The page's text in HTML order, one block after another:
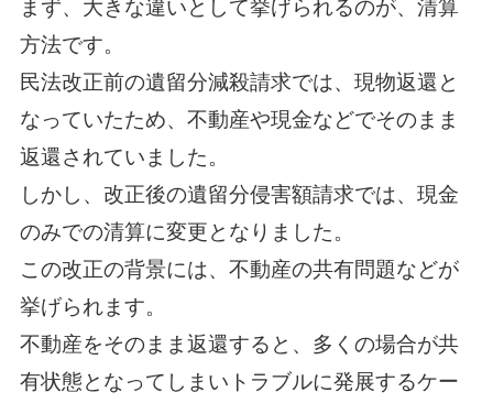
まず、大きな違いとして挙げられるのが、清算
方法です。
民法改正前の遺留分減殺請求では、現物返還と
なっていたため、不動産や現金などでそのまま
返還されていました。
しかし、改正後の遺留分侵害額請求では、現金
のみでの清算に変更となりました。
この改正の背景には、不動産の共有問題などが
挙げられます。
不動産をそのまま返還すると、多くの場合が共
有状態となってしまいトラブルに発展するケー